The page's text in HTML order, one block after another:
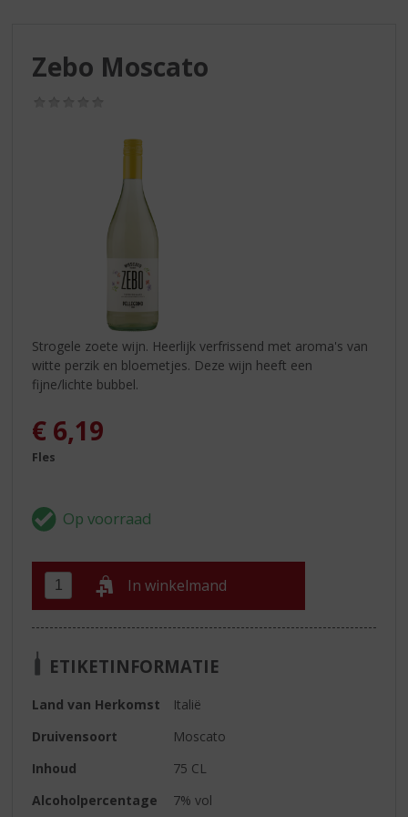
Zebo Moscato
Strogele zoete wijn. Heerlijk verfrissend met aroma's van
witte perzik en bloemetjes. Deze wijn heeft een
fijne/lichte bubbel.
€ 6,19
Fles
In winkelmand
ETIKETINFORMATIE
Land van Herkomst
Italië
Druivensoort
Moscato
Inhoud
75 CL
Alcoholpercentage
7% vol